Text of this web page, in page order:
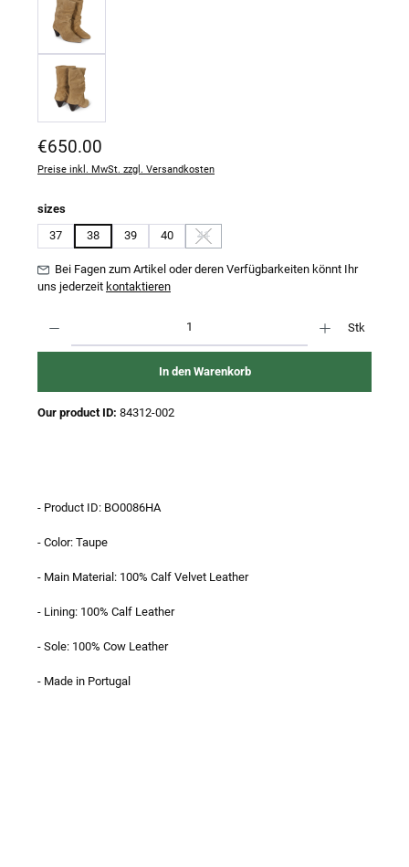
Regulärer Preis:
€650.00
Preise inkl. MwSt. zzgl. Versandkosten
sizesauswählen
37
38 39 40 41
(Diese Option ist zurzeit nicht verfügbar.)
Bei Fagen zum Artikel oder deren Verfügbarkeiten könnt Ihr
uns jederzeit kontaktieren
Stk
In den Warenkorb
Our product ID: 84312-002
- Product ID: BO0086HA
- Color: Taupe
- Main Material: 100% Calf Velvet Leather
- Lining: 100% Calf Leather
- Sole: 100% Cow Leather
- Made in Portugal